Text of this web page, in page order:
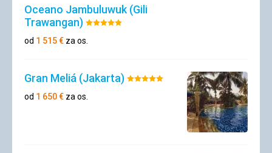
Oceano Jambuluwuk (Gili
Trawangan)Hodnotenie:
5/5
od 1 515€ za os.
Gran Meliá (Jakarta)Hodnotenie:
od 1 650€ za os.